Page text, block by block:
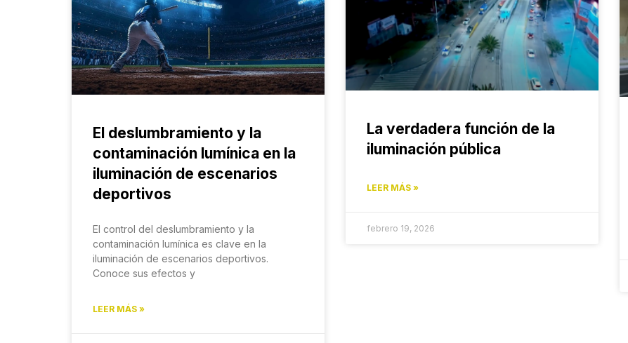
El deslumbramiento y la
contaminación lumínica en la
iluminación de escenarios
deportivos
El control del deslumbramiento y la
contaminación lumínica es clave en la
iluminación de escenarios deportivos.
Conoce sus efectos y
LEER MÁS »
La verdadera función de la
iluminación pública
LEER MÁS »
febrero 19, 2026